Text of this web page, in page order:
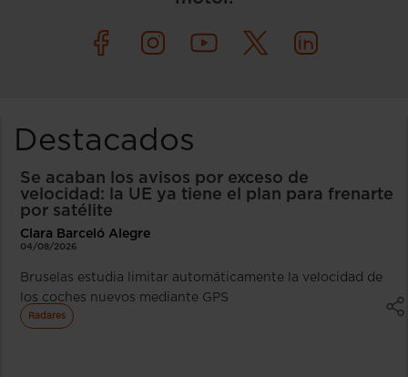
Destacados
Se acaban los avisos por exceso de
velocidad: la UE ya tiene el plan para frenarte
por satélite
Clara Barceló Alegre
04/08/2026
Bruselas estudia limitar automáticamente la velocidad de
los coches nuevos mediante GPS
Radares